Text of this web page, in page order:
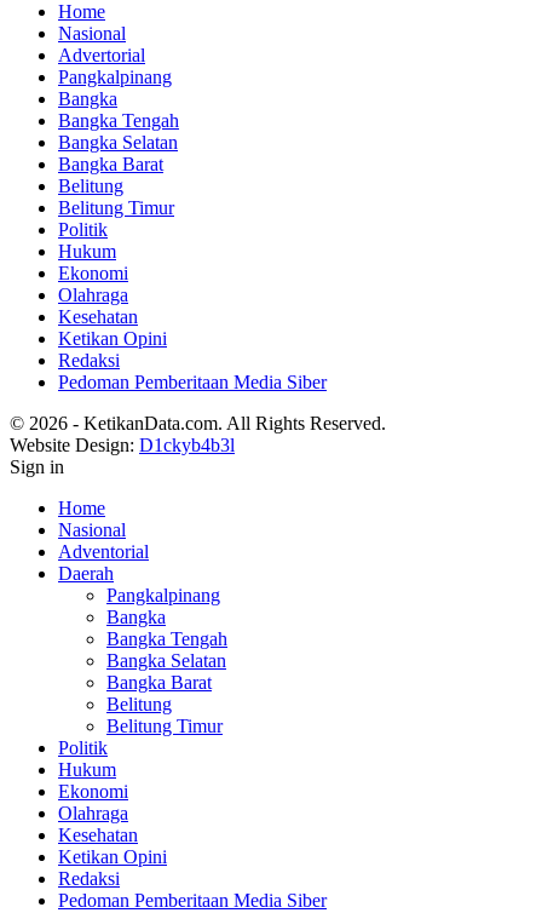
Home
Nasional
Advertorial
Pangkalpinang
Bangka
Bangka Tengah
Bangka Selatan
Bangka Barat
Belitung
Belitung Timur
Politik
Hukum
Ekonomi
Olahraga
Kesehatan
Ketikan Opini
Redaksi
Pedoman Pemberitaan Media Siber
© 2026 - KetikanData.com. All Rights Reserved.
Website Design: D1ckyb4b3l
Sign in
Home
Nasional
Adventorial
Daerah
Pangkalpinang
Bangka
Bangka Tengah
Bangka Selatan
Bangka Barat
Belitung
Belitung Timur
Politik
Hukum
Ekonomi
Olahraga
Kesehatan
Ketikan Opini
Redaksi
Pedoman Pemberitaan Media Siber